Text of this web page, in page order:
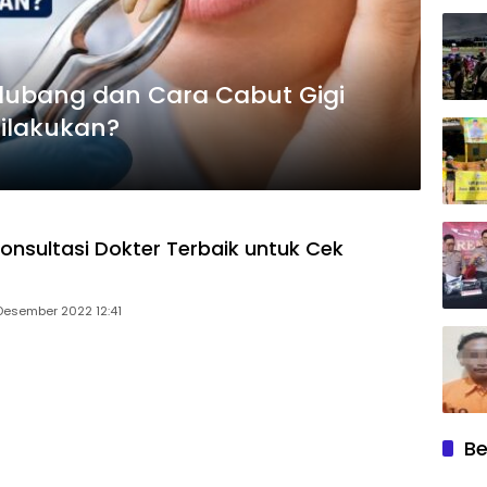
dan Cara Cabut Gigi
Dokter Terbaik untuk Cek
2022 12:41